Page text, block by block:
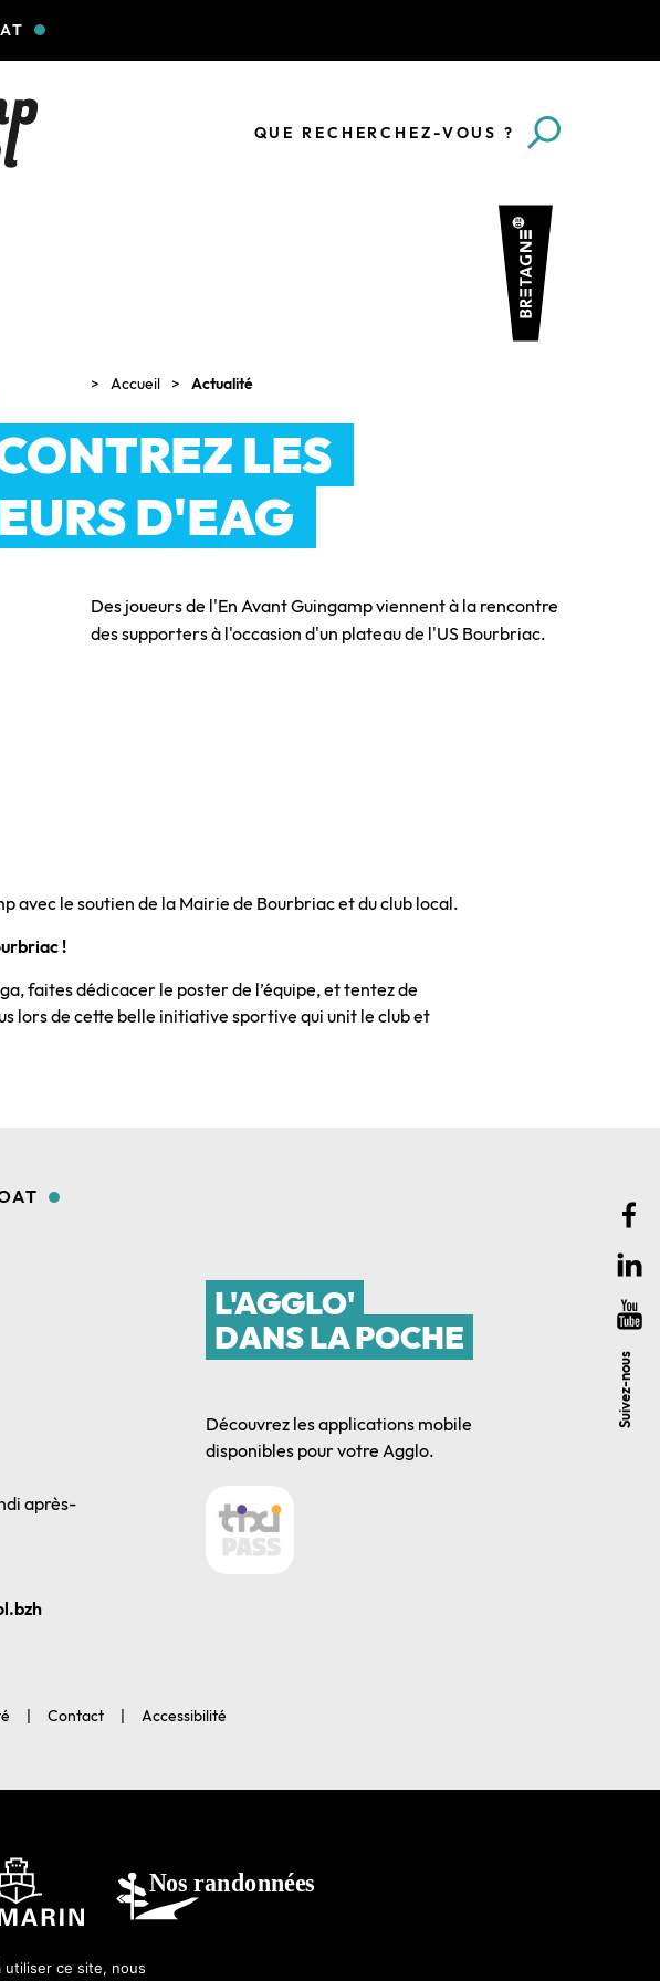
QUE RECHERCHEZ-VOUS ?
Suivez-nous
Accueil Actualité
LES
D'EAG
Des joueurs de l'En Avant Guingamp viennent à la rencontre
des supporters à l'occasion d'un plateau de l'US Bourbriac.
avec le soutien de la Mairie de Bourbriac et du club local.
!
faites dédicacer le poster de l’équipe, et tentez de
lors de cette belle initiative sportive qui unit le club et
après-
L'AGGLO'
DANS LA POCHE
Découvrez les applications mobile
disponibles pour votre Agglo.
Contact Accessibilité
utiliser ce site, nous